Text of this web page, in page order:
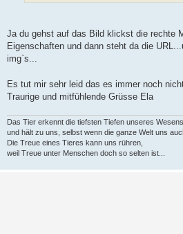
Ja du gehst auf das Bild klickst die rechte
Eigenschaften und dann steht da die
img`s...
Es tut mir sehr leid das es immer noch
Traurige und mitfühlende Grüsse Ela
Das Tier erkennt die tiefsten Tiefen unseres Wesens
und hält zu uns, selbst wenn die ganze Welt uns
Die Treue eines Tieres kann uns rühren,
weil Treue unter Menschen doch so selten ist...